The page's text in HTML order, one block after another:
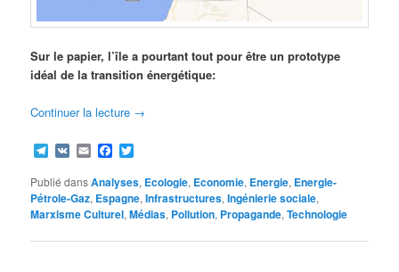
Sur le papier, l’île a pourtant tout pour être un prototype
idéal de la transition énergétique:
Continuer la lecture →
Telegram
VK EmailFacebook
Publié dansAnalyses, Ecologie, Economie, Energie, Energie-
Pétrole-Gaz, Espagne,Infrastructures,Ingénierie sociale,
Marxisme Culturel,Médias, Pollution, Propagande,Technologie